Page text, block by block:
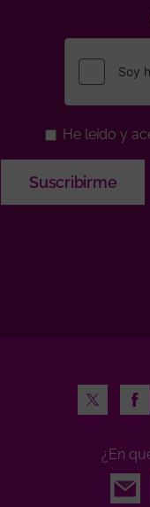
He leído y
Twitter
¿En
Email